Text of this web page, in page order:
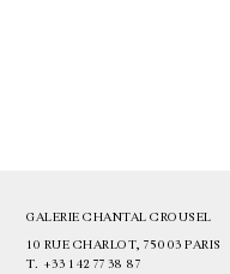
GALERIE CHANTAL CROUSEL
10 RUE CHARLOT, 75003 PARIS
T. +33 1 42 77 38 87